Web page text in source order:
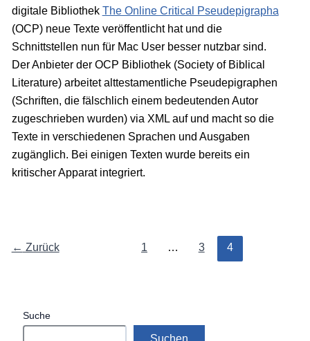
digitale Bibliothek The Online Critical Pseudepigrapha
(OCP) neue Texte veröffentlicht hat und die
Schnittstellen nun für Mac User besser nutzbar sind.
Der Anbieter der OCP Bibliothek (Society of Biblical
Literature) arbeitet alttestamentliche Pseudepigraphen
(Schriften, die fälschlich einem bedeutenden Autor
zugeschrieben wurden) via XML auf und macht so die
Texte in verschiedenen Sprachen und Ausgaben
zugänglich. Bei einigen Texten wurde bereits ein
kritischer Apparat integriert.
← Zurück 1 … 3 4
Suche